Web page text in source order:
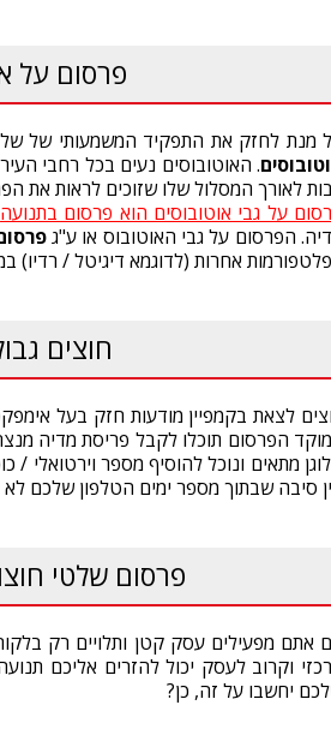
פרסום על
מנת לחזק את התפקיד המשמעותי של
. האוטובוסים נעים בכל רחבי
לאורך המסלול שלו שזוכים לראות את
על גבי אוטובוסים הוא פרסום בתנועה
הפרסום על גבי האוטובוס או ע"ג
אחרות (לדוגמא דיגיטל / רדיו)
חוצים
לצאת בקמפיין מודעות חזק בעל
הפרסום תוכלו לקבל פריסת מדיה
מתאים ונוכל להוסיף מספר וירטואלי
סיבה שבתוך מספר ימים הטלפון שלכם
פרסום שלטי
אתם מפעילים עסק קטן ותלויים רק
וקרוב לעסק יכול להזרים אליכם
יחשבו על זה, כן?